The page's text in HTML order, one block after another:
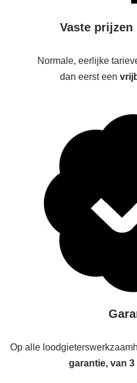
Vaste
Normale, eerlijke
dan eerst een
Op alle
garantie, van 3